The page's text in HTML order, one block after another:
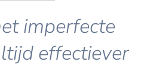
imperfecte
effectiever